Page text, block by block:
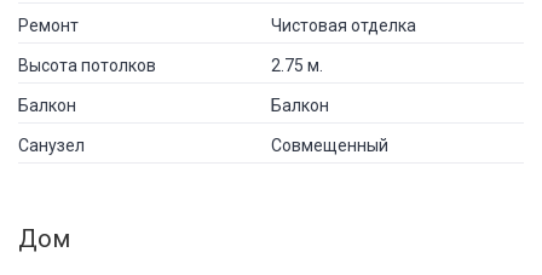
Ремонт Чистовая отделка
Высота потолков 2.75 м.
Балкон Балкон
Санузел Совмещенный
Дом